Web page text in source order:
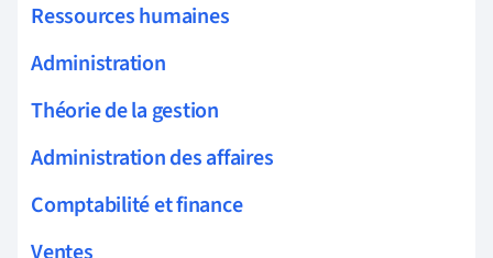
Ressources humaines
Administration
Théorie de la gestion
Administration des affaires
Comptabilité et finance